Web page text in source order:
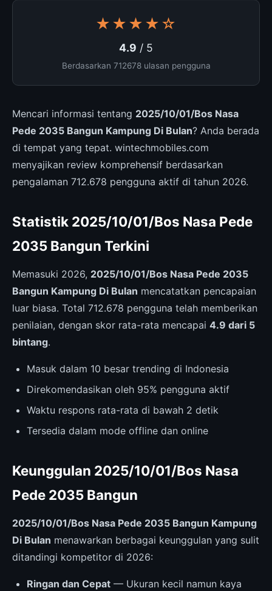
★★★★☆
4.9 / 5
Berdasarkan 712678 ulasan pengguna
Mencari informasi tentang 2025/10/01/Bos Nasa
Pede 2035 Bangun Kampung Di Bulan? Anda berada
di tempat yang tepat. wintechmobiles.com
menyajikan review komprehensif berdasarkan
pengalaman 712.678 pengguna aktif di tahun 2026.
Statistik 2025/10/01/Bos Nasa Pede
2035 Bangun Terkini
Memasuki 2026, 2025/10/01/Bos Nasa Pede 2035
Bangun Kampung Di Bulan mencatatkan pencapaian
luar biasa. Total 712.678 pengguna telah memberikan
penilaian, dengan skor rata-rata mencapai 4.9 dari 5
bintang.
Masuk dalam 10 besar trending di Indonesia
Direkomendasikan oleh 95% pengguna aktif
Waktu respons rata-rata di bawah 2 detik
Tersedia dalam mode offline dan online
Keunggulan 2025/10/01/Bos Nasa
Pede 2035 Bangun
2025/10/01/Bos Nasa Pede 2035 Bangun Kampung
Di Bulan menawarkan berbagai keunggulan yang sulit
ditandingi kompetitor di 2026:
Ringan dan Cepat — Ukuran kecil namun kaya